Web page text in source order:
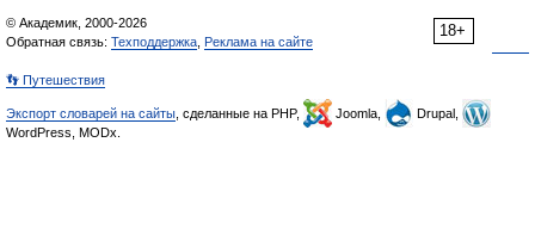
18+
© Академик, 2000-2026
Обратная связь: Техподдержка Реклама на сайте
👣 Путешествия
Экспорт словарей на сайты , сделанные на PHP, Joomla,
Drupal,
WordPress, MODx.